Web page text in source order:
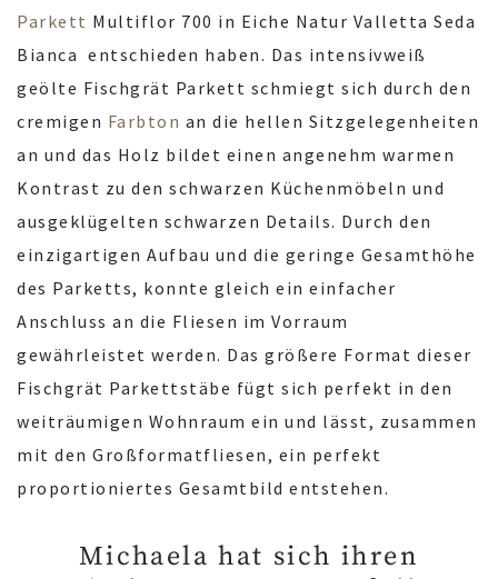
Parkett Multiflor 700 in Eiche Natur Valletta Seda
Bianca entschieden haben. Das intensivweiß
geölte Fischgrät Parkett schmiegt sich durch den
cremigen Farbton an die hellen Sitzgelegenheiten
an und das Holz bildet einen angenehm warmen
Kontrast zu den schwarzen Küchenmöbeln und
ausgeklügelten schwarzen Details. Durch den
einzigartigen Aufbau und die geringe Gesamthöhe
des Parketts, konnte gleich ein einfacher
Anschluss an die Fliesen im Vorraum
gewährleistet werden. Das größere Format dieser
Fischgrät Parkettstäbe fügt sich perfekt in den
weiträumigen Wohnraum ein und lässt, zusammen
mit den Großformatfliesen, ein perfekt
proportioniertes Gesamtbild entstehen.
Michaela hat sich ihren